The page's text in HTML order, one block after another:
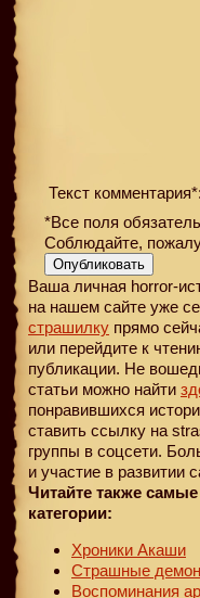
Текст комментария*:
*Все поля
Соблюдайте,
Опубликовать
Ваша личная horror-
на нашем сайте уже
страшилку прямо
или перейдите к
публикации. Не
статьи можно найти
понравившихся
ставить ссылку на
группы в соцсети.
и участие в развитии
Читайте также
категории:
Хроники Акаши
Страшные
Воспоминания